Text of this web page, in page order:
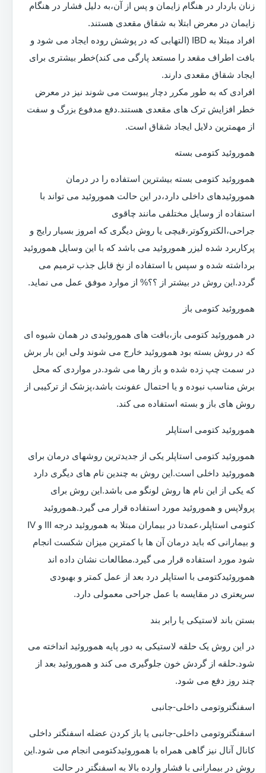
زنان باردار در هنگام زایمان و پس از آن،به دلیل فشار در هنگام
زایمان در معرض ابتلا به شقاق مقعدی هستند.
افراد مبتلا به IBD (التهابی که در پوشش روده ایجاد می شود و
بافت اطراف مقعد را مستعد پارگی می کند)خطر بیشتری برای
ایجاد شقاق مقعدی دارند.
افرادی که به طور مکرر دچار یبوست می شوند نیز در معرض
خطر افزایش ترک های مقعدی هستند.دفع مدفوع بزرگ و سفت
از مهمترین دلایل ایجاد شقاق است.
هموروئید کتومی بسته
هموروئید کتومی بسته بیشترین استفاده را در درمان
هموروئیدهای داخلی دارد،در این حالت هموروئید می تواند با
استفاده از وسایل مختلفی مانند چاقوی
جراحی،الکتروکوتر،قیچی یا روش دیگری که امروز بسیار رایج و
پرکاربرد شده لیزر هموروئید می باشد که با این وسایل هموروئید
برداشته شده و سپس با استفاده از نخ قابل جذب ترمیم می
گردد.این روش در بیشتر از ؟؟% از موارد موفق عمل می نماید.
هموروئید کتومی باز
در هموروئید کتومی باز،بافت های هموروئیدی در همان شیوه ای
که در روش بسته بود هموروئید خارج می شوند ولی این بار برش
در سمت چپ زده شده و باز رها می شود.در مواردی که محل
برش مناسب نبوده و یا احتمال عفونت باشد،پزشک از ترکیبی از
روش های باز و بسته استفاده می کند.
هموروئید کتومی استاپلر
هموروئید کتومی استاپلر یکی از جدیدترین روشهای درمان برای
هموروئید داخلی است.این روش به چندین نام های دیگری دارد
که یکی از این نام ها روش لونگو می باشد.این روش برای
پرولاپس و هموروئید مورد استفاده قرار می گیرد.هموروئید
کتومی استاپلر،عمدتا در بیماران مبتلا به هموروئید درجه III و IV
و بیمارانی که باید درمان آن ها با کمترین میزان شکست انجام
شود مورد استفاده قرار می گیرد.مطالعات نشان داده اند
هموروئیدکتومی با استاپلر درد بعد از عمل کمتر و بهبودی
سریعتری در مقایسه با عمل جراحی معمولی دارد.
بستن باند لاستیکی یا رابر بند
در این روش یک حلقه لاستیکی به دور پایه هموروئید انداخته می
شود.حلقه از گردش خون جلوگیری می کند و هموروئید بعد از
چند روز دفع می شود.
اسفنگتروتومی داخلی-جانبی
اسفنگتروتومی داخلی-جانبی یا باز کردن عضله اسفنگتر داخلی
کانال آنال نیز گاهی همراه با هموروئیدکتومی انجام می شود.این
روش در بیمارانی با فشار وارده بالا به اسفنگتر در حالت